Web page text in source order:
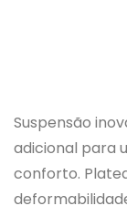
Suspensão
adicional para
conforto.